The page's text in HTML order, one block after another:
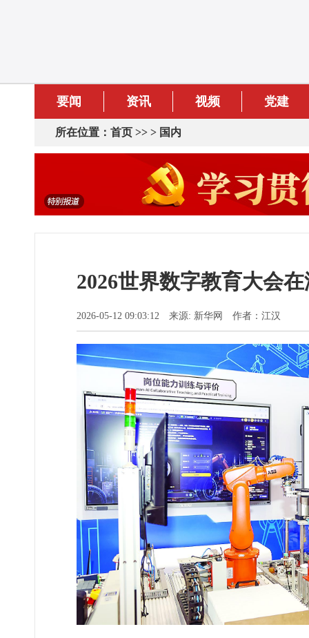
要闻 资讯 视频 党建
所在位置： 首页 >> > 国内
2026世界数字教育大会
2026-05-12 09:03:12 来源: 新华网 作者：江汉